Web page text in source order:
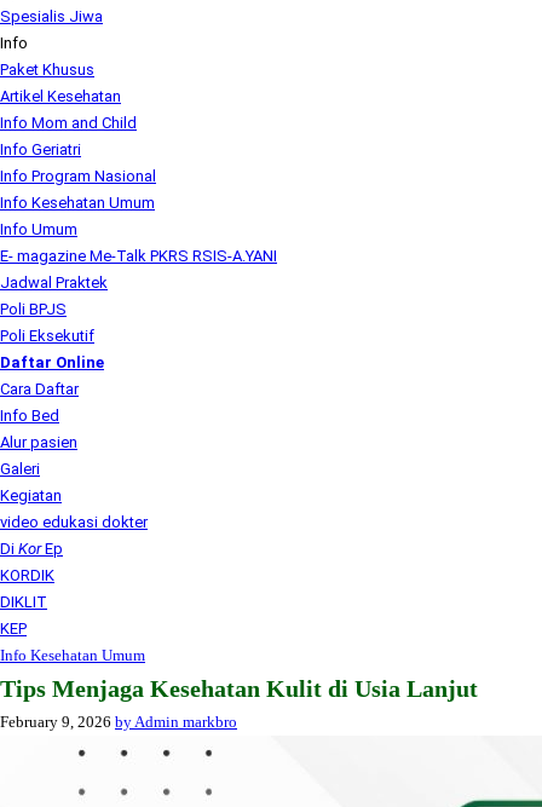
Spesialis Jiwa
Info
Paket Khusus
Artikel Kesehatan
Info Mom and Child
Info Geriatri
Info Program Nasional
Info Kesehatan Umum
Info Umum
E- magazine Me-Talk PKRS RSIS-A.YANI
Jadwal Praktek
Poli BPJS
Poli Eksekutif
Daftar Online
Cara Daftar
Info Bed
Alur pasien
Galeri
Kegiatan
video edukasi dokter
Di KorEp
KORDIK
DIKLIT
KEP
Info Kesehatan Umum
Tips Menjaga Kesehatan Kulit di Usia Lanjut
February 9, 2026 by Admin markbro